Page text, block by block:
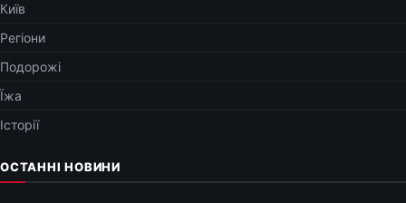
Київ
Регіони
Подорожі
Їжа
Історії
ОСТАННІ НОВИНИ